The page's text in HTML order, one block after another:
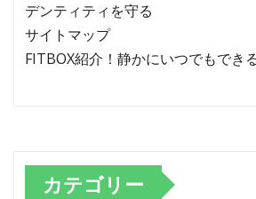
デンティティを守る
サイトマップ
FITBOX紹介！静かにいつでもでき
カテゴリー